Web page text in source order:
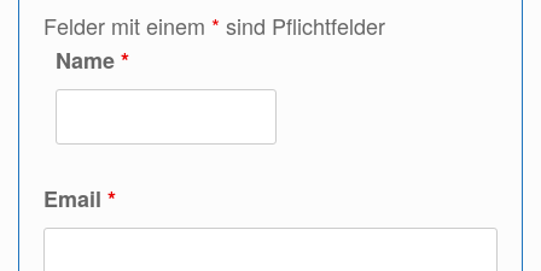
Felder mit einem * sind Pflichtfelder
Name*
Email *